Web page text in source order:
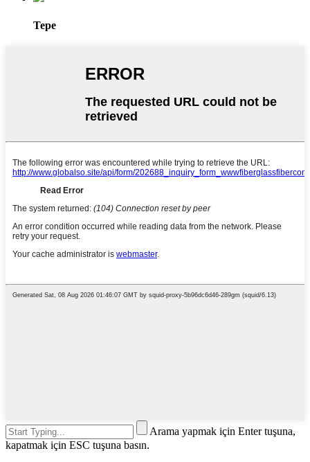
Tepe
Arama yapmak için Enter tuşuna,
kapatmak için ESC tuşuna basın.